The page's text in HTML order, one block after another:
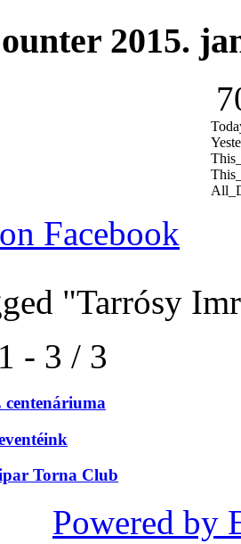
2015.
Facebook
"Tarrósy
- 3 / 3
Torna Club
Powered by